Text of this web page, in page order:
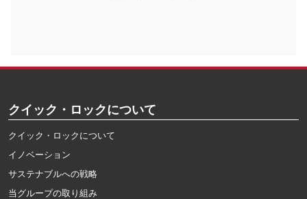
クイック・ロックについて
クイック・ロックについて
イノベーション
サステナブルへの戦略
当グループの取り組み